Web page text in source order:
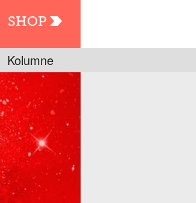
SHOP
Kolumne